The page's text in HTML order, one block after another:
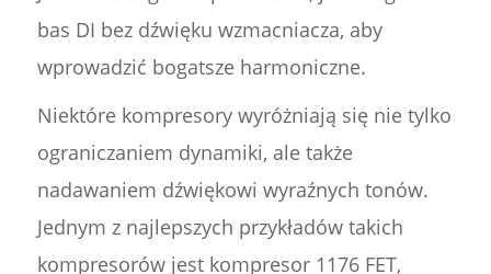
bas DI bez dźwięku wzmacniacza, aby
wprowadzić bogatsze harmoniczne.
Niektóre kompresory wyróżniają się nie tylko
ograniczaniem dynamiki, ale także
nadawaniem dźwiękowi wyraźnych tonów.
Jednym z najlepszych przykładów takich
kompresorów jest kompresor 1176 FET,